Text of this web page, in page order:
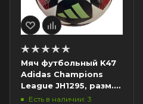
Мяч футбольный K47
Adidas Champions
League JH1295, разм.
5, белый/красный/
Есть в наличии: 3